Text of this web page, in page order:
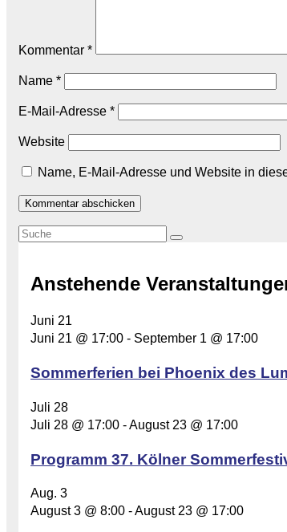
Kommentar *
Name *
E-Mail-Adresse *
Website
Name, E-Mail-Adresse und Website in
Anstehende
Juni 21
Juni 21 @ 17:00 - September 1 @ 17:00
Sommerferien bei Phoenix des
Juli 28
Juli 28 @ 17:00 -August 23 @ 17:00
Programm 37. Kölner
Aug. 3
August 3 @ 8:00 -August 23 @ 17:00